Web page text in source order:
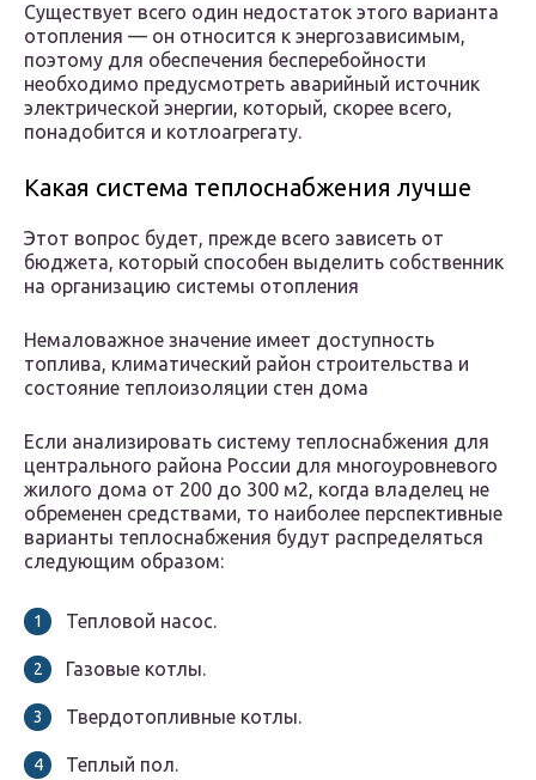
Существует всего один недостаток этого варианта
отопления — он относится к энергозависимым,
поэтому для обеспечения бесперебойности
необходимо предусмотреть аварийный источник
электрической энергии, который, скорее всего,
понадобится и котлоагрегату.
Какая система теплоснабжения лучше
Этот вопрос будет, прежде всего зависеть от
бюджета, который способен выделить собственник
на организацию системы отопления
Немаловажное значение имеет доступность
топлива, климатический район строительства и
состояние теплоизоляции стен дома
Если анализировать систему теплоснабжения для
центрального района России для многоуровневого
жилого дома от 200 до 300 м2, когда владелец не
обременен средствами, то наиболее перспективные
варианты теплоснабжения будут распределяться
следующим образом:
Тепловой насос.
Газовые котлы.
Твердотопливные котлы.
Теплый пол.